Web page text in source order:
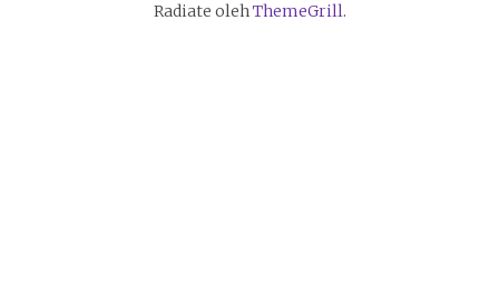
Radiate olehThemeGrill.